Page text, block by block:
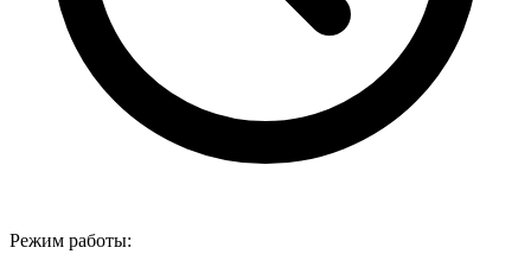
Режим работы: